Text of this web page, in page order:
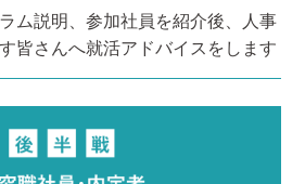
ム説明、参加社員を紹介後、人事
皆さんへ就活アドバイスをします